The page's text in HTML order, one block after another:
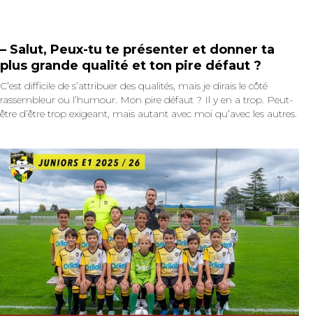
– Salut, Peux-tu te présenter et donner ta
plus grande qualité et ton pire défaut ?
C’est difficile de s’attribuer des qualités, mais je dirais le côté
rassembleur ou l’humour. Mon pire défaut ? Il y en a trop. Peut-
être d’être trop exigeant, mais autant avec moi qu’avec les autres.